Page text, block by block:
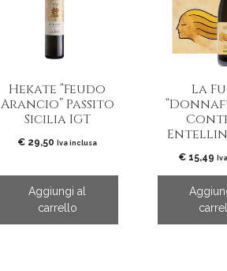
Hekate “Feudo
Arancio” Passito
Sicilia IGT
€29,50 Iva inclusa
Aggiungi al
carrello
La
€ 15,49